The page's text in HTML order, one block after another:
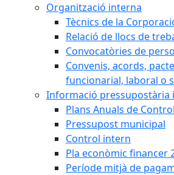
Organització interna
Tècnics de la
Relació de llocs de
Convocatòries de
Convenis, acords,
funcionarial, laboral o
Informació pressupostària
Plans Anuals de
Pressupost municipal
Control intern
Pla econòmic financer
Període mitjà de